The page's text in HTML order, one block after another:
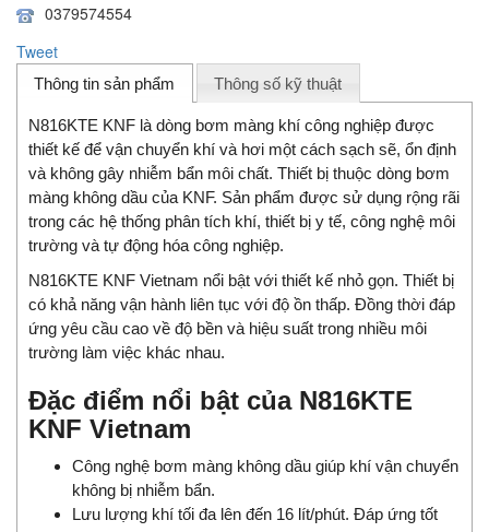
0379574554
Tweet
Thông tin sản phẩm Thông số kỹ thuật
N816KTE KNF là dòng bơm màng khí công nghiệp được
thiết kế để vận chuyển khí và hơi một cách sạch sẽ, ổn định
và không gây nhiễm bẩn môi chất. Thiết bị thuộc dòng bơm
màng không dầu của KNF. Sản phẩm được sử dụng rộng rãi
trong các hệ thống phân tích khí, thiết bị y tế, công nghệ môi
trường và tự động hóa công nghiệp.
N816KTE KNF Vietnam nổi bật với thiết kế nhỏ gọn. Thiết bị
có khả năng vận hành liên tục với độ ồn thấp. Đồng thời đáp
ứng yêu cầu cao về độ bền và hiệu suất trong nhiều môi
trường làm việc khác nhau.
Đặc điểm nổi bật của N816KTE
KNF Vietnam
Công nghệ bơm màng không dầu giúp khí vận chuyển
không bị nhiễm bẩn.
Lưu lượng khí tối đa lên đến 16 lít/phút. Đáp ứng tốt